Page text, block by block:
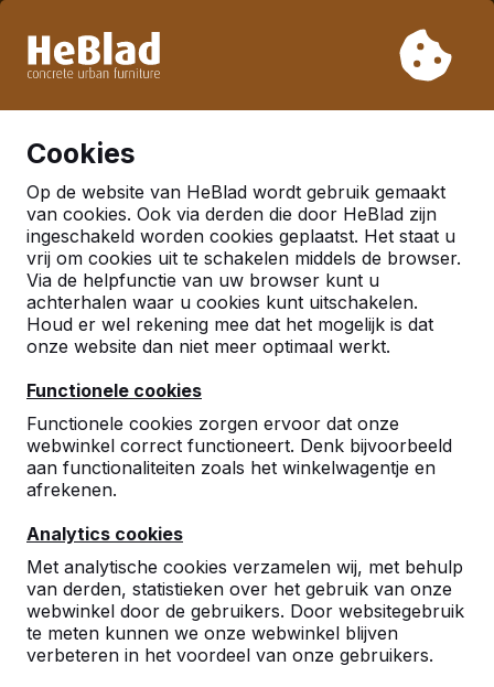
week 33. Houdt u daarom rekening met langere levertijden.
Cookies
Op de website van HeBlad wordt gebruik gemaakt
van cookies. Ook via derden die door HeBlad zijn
ingeschakeld worden cookies geplaatst. Het staat u
vrij om cookies uit te schakelen middels de browser.
Via de helpfunctie van uw browser kunt u
achterhalen waar u cookies kunt uitschakelen.
Houd er wel rekening mee dat het mogelijk is dat
onze website dan niet meer optimaal werkt.
Functionele cookies
Functionele cookies zorgen ervoor dat onze
webwinkel correct functioneert. Denk bijvoorbeeld
aan functionaliteiten zoals het winkelwagentje en
afrekenen.
Analytics cookies
Met analytische cookies verzamelen wij, met behulp
van derden, statistieken over het gebruik van onze
webwinkel door de gebruikers. Door websitegebruik
te meten kunnen we onze webwinkel blijven
verbeteren in het voordeel van onze gebruikers.
Al meer dan 30.000 producten verkocht
Meer
Ronde tafeltennistafel
Naast de standaard tafeltennis tafels en de tafeltennis